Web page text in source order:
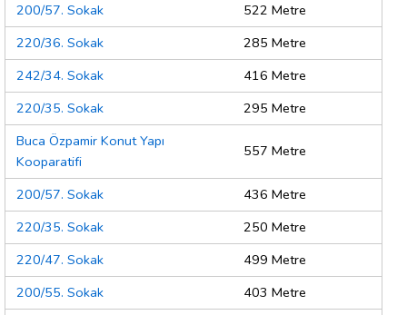
200/57. Sokak
522 Metre
220/36. Sokak
285 Metre
242/34. Sokak
416 Metre
220/35. Sokak
295 Metre
Buca Özpamir Konut Yapı
Kooparatifi
557 Metre
200/57. Sokak
436 Metre
220/35. Sokak
250 Metre
220/47. Sokak
499 Metre
200/55. Sokak
403 Metre